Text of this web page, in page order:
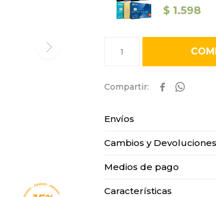
$ 1.598
1
 
Envíos
Cambios y Devoluciones
Medios de pago
Características